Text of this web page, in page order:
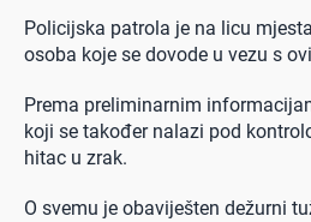
Policijska patrola je na licu
osoba koje se dovode u vezu s
Prema preliminarnim
koji se također nalazi pod
hitac u zrak.
O svemu je obaviješten dežurni